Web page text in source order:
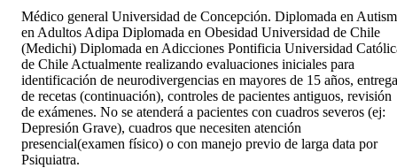
Médico general Universidad de Concepción. Diplomada en
en Adultos Adipa Diplomada en Obesidad Universidad de Chile
(Medichi) Diplomada en Adicciones Pontificia Universidad
de Chile Actualmente realizando evaluaciones iniciales para
identificación de neurodivergencias en mayores de 15 años, entrega
de recetas (continuación), controles de pacientes antiguos, revisión
de exámenes. No se atenderá a pacientes con cuadros severos (ej:
Depresión Grave), cuadros que necesiten atención
presencial(examen físico) o con manejo previo de larga data por
Psiquiatra.